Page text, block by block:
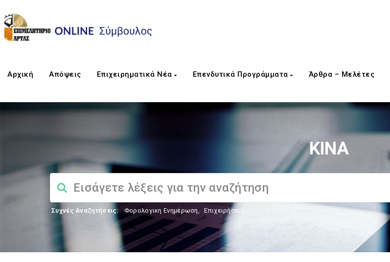
Αρχική Απόψεις Επιχειρηματικά Νέα Επενδυτικά Προγράμματα Άρθρα – Μελέτες
ΚΙΝΑ
Συχνές Αναζητήσεις: Φορολογικη Ενημέρωση, Επιχειρήσεις